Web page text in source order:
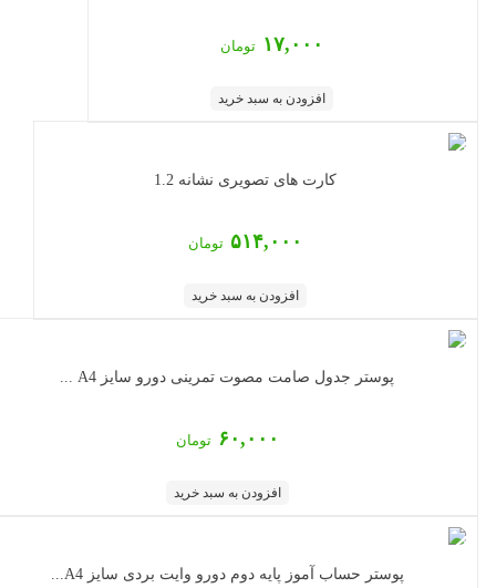
۱۷,۰۰۰تومان
افزودن به سبد خرید
کارت های تصویری نشانه 1.2
۵۱۴,۰۰۰ تومان
افزودن به سبد خرید
پوستر جدول صامت مصوت تمرینی دورو سایز A4 ...
۶۰,۰۰۰تومان
افزودن به سبد خرید
پوستر حساب آموز پایه دوم دورو وایت بردی سایز A4...